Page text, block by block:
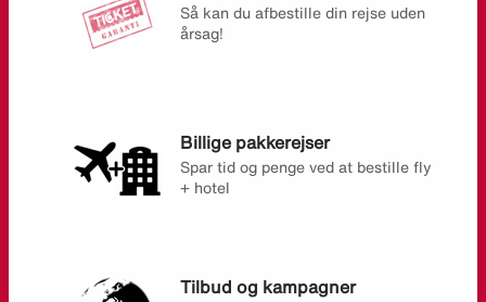
Så kan du afbestille din rejse uden
årsag!
Billige pakkerejser
Spar tid og penge ved at bestille fly
+ hotel
Tilbud og kampagner